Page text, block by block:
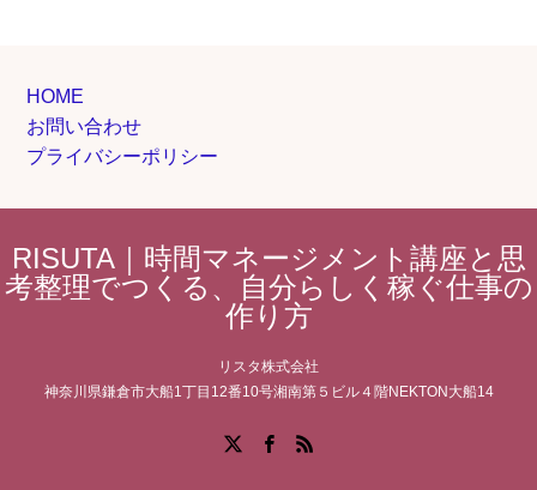
HOME
お問い合わせ
プライバシーポリシー
RISUTA｜時間マネージメント講座と思
考整理でつくる、自分らしく稼ぐ仕事の
作り方
リスタ株式会社
神奈川県鎌倉市大船1丁目12番10号湘南第５ビル４階NEKTON大船14